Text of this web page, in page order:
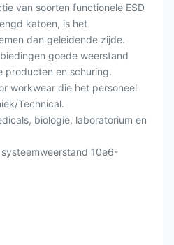
van soorten functionele ESD
katoen, is het
dan geleidende zijde.
goede weerstand
producten en schuring.
workwear die het personeel
Technical.
biologie, laboratorium en
10e6-